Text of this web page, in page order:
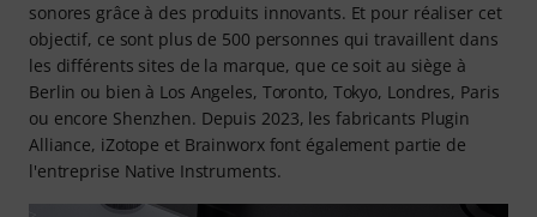
sonores grâce à des produits innovants. Et pour réaliser cet
objectif, ce sont plus de 500 personnes qui travaillent dans
les différents sites de la marque, que ce soit au siège à
Berlin ou bien à Los Angeles, Toronto, Tokyo, Londres, Paris
ou encore Shenzhen. Depuis 2023, les fabricants Plugin
Alliance, iZotope et Brainworx font également partie de
l'entreprise Native Instruments.